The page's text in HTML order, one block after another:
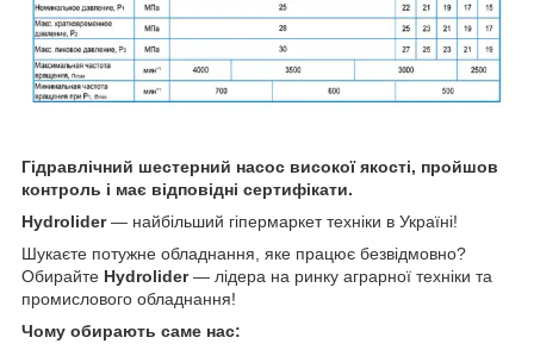
Гідравлічний шестерний насос високої якості, пройшов
контроль і має відповідні сертифікати.
Hydrolider— найбільший гіпермаркет техніки в Україні!
Шукаєте потужне обладнання, яке працює безвідмовно?
Обирайте Hydrolider— лідера на ринку аграрної техніки та
промислового обладнання!
Чому обирають саме нас: